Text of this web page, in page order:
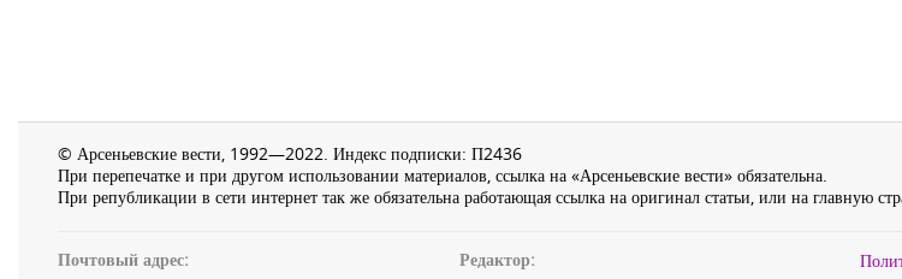
© Арсеньевские вести, 1992—2022. Индекс подписки: П2436
При перепечатке и при другом использовании материалов, ссылка на «Арсеньевские вести» обязательна.
При републикации в сети интернет так же обязательна работающая ссылка на оригинал статьи, или на главную
Почтовый адрес: Редактор: